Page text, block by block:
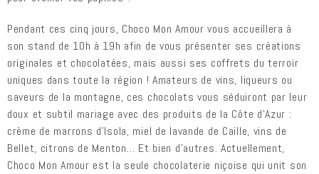
Pendant ces cinq jours, Choco Mon Amour vous accueillera à
son stand de 10h à 19h afin de vous présenter ses créations
originales et chocolatées, mais aussi ses coffrets du terroir
uniques dans toute la région ! Amateurs de vins, liqueurs ou
saveurs de la montagne, ces chocolats vous séduiront par leur
doux et subtil mariage avec des produits de la Côte d’Azur :
crème de marrons d’Isola, miel de lavande de Caille, vins de
Bellet, citrons de Menton… Et bien d’autres. Actuellement,
Choco Mon Amour est la seule chocolaterie niçoise qui unit son